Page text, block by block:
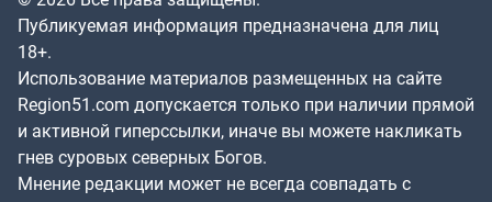
Публикуемая информация предназначена для лиц
18+.
Использование материалов размещенных на сайте
Region51.com допускается только при наличии прямой
и активной гиперссылки, иначе вы можете накликать
гнев суровых северных Богов.
Мнение редакции может не всегда совпадать с